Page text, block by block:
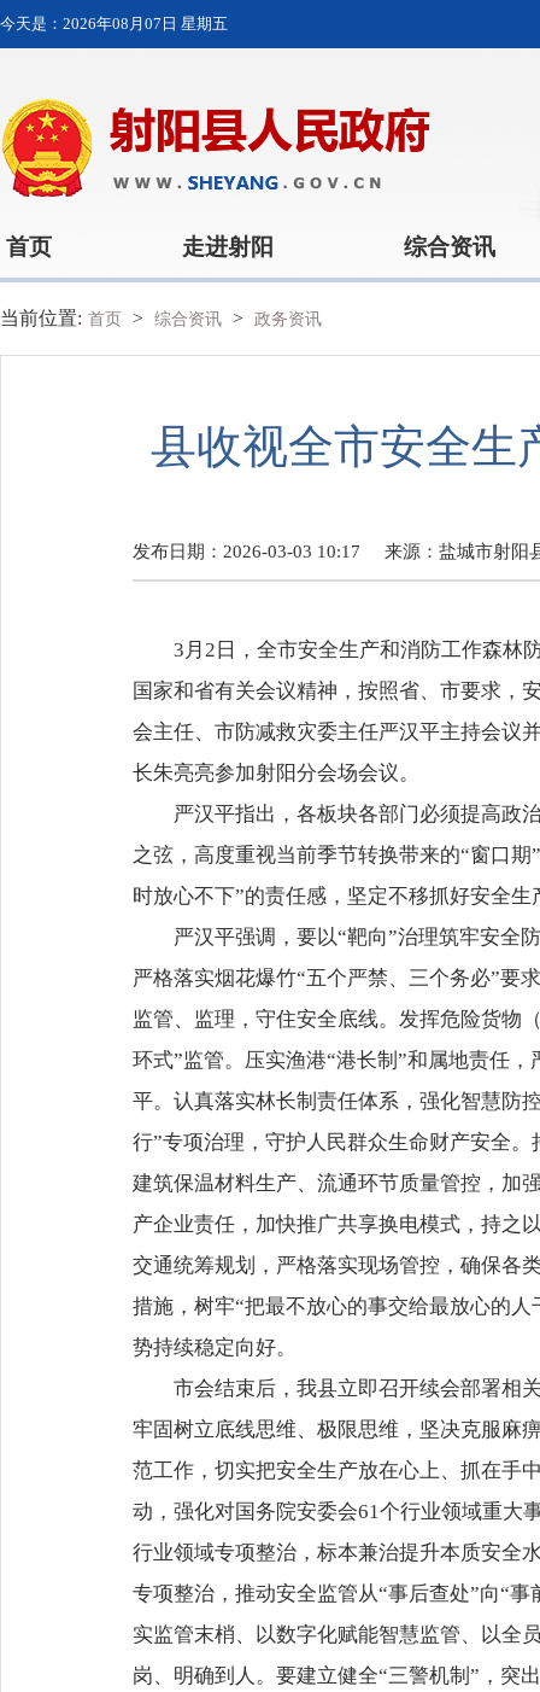
今天是： 2026年08月07日 星期五
首页 走进射阳 综合资讯
当前位置: 首页 > 综合资讯 > 政务资讯
县收视全市安全生
发布日期：2026-03-03 10:17 来源： 盐城市射阳
3月2日，全市安全生产和消防工作森林防
国家和省有关会议精神，按照省、市要求，
会主任、市防减救灾委主任严汉平主持会议
长朱亮亮参加射阳分会场会议。
严汉平指出，各板块各部门必须提高政治
之弦，高度重视当前季节转换带来的“窗口
时放心不下”的责任感，坚定不移抓好安全
严汉平强调，要以“靶向”治理筑牢安全防
严格落实烟花爆竹“五个严禁、三个务必”要
监管、监理，守住安全底线。发挥危险货物
环式”监管。压实渔港“港长制”和属地责任
平。认真落实林长制责任体系，强化智慧防
行”专项治理，守护人民群众生命财产安全
建筑保温材料生产、流通环节质量管控，加
产企业责任，加快推广共享换电模式，持之
交通统筹规划，严格落实现场管控，确保各
措施，树牢“把最不放心的事交给最放心的
势持续稳定向好。
市会结束后，我县立即召开续会部署相关
牢固树立底线思维、极限思维，坚决克服麻
范工作，切实把安全生产放在心上、抓在手
动，强化对国务院安委会61个行业领域重大
行业领域专项整治，标本兼治提升本质安全
专项整治，推动安全监管从“事后查处”向“
实监管末梢、以数字化赋能智慧监管、以全
岗、明确到人。要建立健全“三警机制”，突